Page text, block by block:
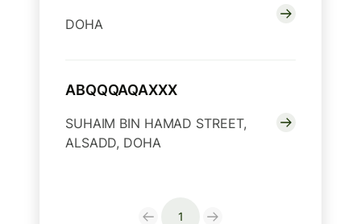
DOHA
ABQQQAQAXXX
SUHAIM BIN HAMAD STREET,
ALSADD, DOHA
1